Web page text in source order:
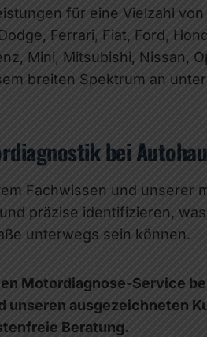
für eine Vielzahl
Ferrari, Fiat, Ford,
Mini, Mitsubishi, Nissan,
breiten Spektrum an
bei
Fachwissen und
präzise identifizieren,
unterwegs sein können.
Motordiagnose-Service
ausgezeichneten
Beratung.